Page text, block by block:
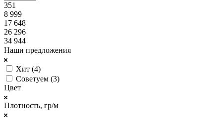
351
8 999
17 648
26 296
34 944
Наши предложения
Хит (4)
Советуем (3)
Цвет
Плотность, гр/м